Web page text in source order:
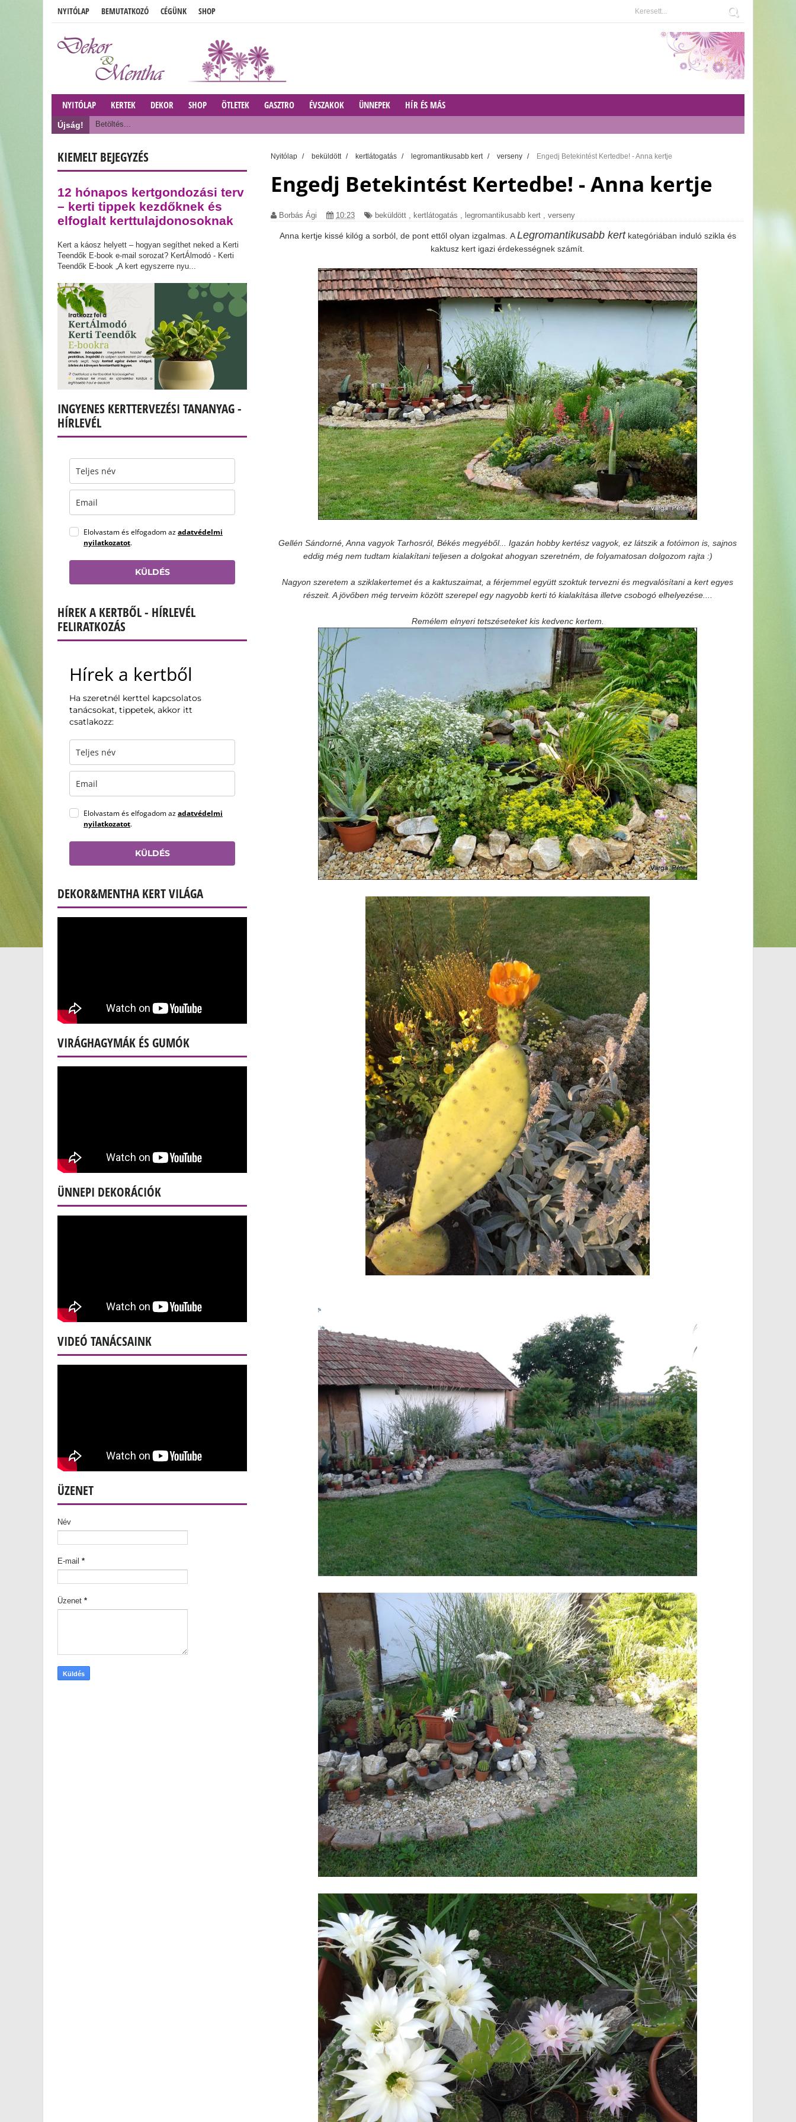
NYITÓLAP BEMUTATKOZÓ CÉGÜNK SHOP
NYITÓLAP KERTEK DEKOR SHOP ÖTLETEK GASZTRO ÉVSZAKOK ÜNNEPEK HÍR ÉS MÁS
Újság! Betöltés...
Nyitólap / beküldött / kertlátogatás / legromantikusabb kert / verseny / Engedj Betekintést Kertedbe! - Anna kertje
Engedj Betekintést Kertedbe! - Anna kertje
Borbás Ági 10:23 beküldött , kertlátogatás , legromantikusabb kert , verseny
Anna kertje kissé kilóg a sorból, de pont ettől olyan izgalmas. ALegromantikusabb kertkategóriában induló szikla és
kaktusz kert igazi érdekességnek számít.
Gellén Sándorné, Anna vagyok Tarhosról, Békés megyéből... Igazán hobby kertész vagyok, ez látszik a fotóimon is, sajnos
eddig még nem tudtam kialakítani teljesen a dolgokat ahogyan szeretném, de folyamatosan dolgozom rajta :)
Nagyon szeretem a sziklakertemet és a kaktuszaimat, a férjemmel együtt szoktuk tervezni és megvalósítani a kert egyes
részeit. A jövőben még terveim között szerepel egy nagyobb kerti tó kialakítása illetve csobogó elhelyezése....
Remélem elnyeri tetszéseteket kis kedvenc kertem.
KIEMELT BEJEGYZÉS
12 hónapos kertgondozási terv
– kerti tippek kezdőknek és
elfoglalt kerttulajdonosoknak
Kert a káosz helyett – hogyan segíthet neked a Kerti
Teendők E-book e-mail sorozat? KertÁlmodó - Kerti
Teendők E-book „A kert egyszerre nyu...
INGYENES KERTTERVEZÉSI TANANYAG -
HÍRLEVÉL
Elolvastam és elfogadom azadatvédelmi
nyilatkozatot.
KÜLDÉS
HÍREK A KERTBŐL - HÍRLEVÉL
FELIRATKOZÁS
Hírek a kertből
Ha szeretnél kerttel kapcsolatos
tanácsokat, tippetek, akkor itt
csatlakozz:
Elolvastam és elfogadom azadatvédelmi
nyilatkozatot.
KÜLDÉS
DEKOR&MENTHA KERT VILÁGA
VIRÁGHAGYMÁK ÉS GUMÓK
ÜNNEPI DEKORÁCIÓK
VIDEÓ TANÁCSAINK
ÜZENET
Név
E-mail *
Üzenet *